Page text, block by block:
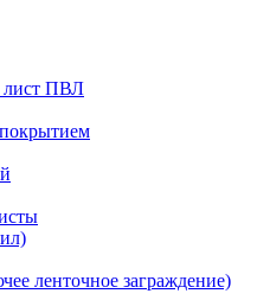
лист ПВЛ
ленточное заграждение)